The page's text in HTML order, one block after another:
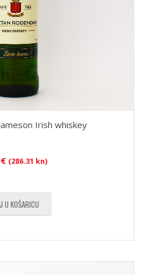
Irish whiskey
€ (286.31 kn)
U KOŠARICU